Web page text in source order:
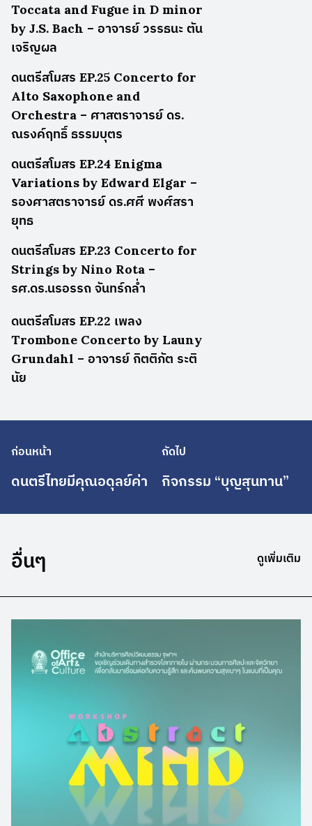
Toccata and Fugue in D minor
by J.S. Bach – อาจารย์ วรรธนะ ตัน
เจริญผล
ดนตรีสโมสร EP.25 Concerto for
Alto Saxophone and
Orchestra – ศาสตราจารย์ ดร.
ณรงค์ฤทธิ์ ธรรมบุตร
ดนตรีสโมสร EP.24 Enigma
Variations by Edward Elgar –
รองศาสตราจารย์ ดร.ศศี พงศ์สรา
ยุทธ
ดนตรีสโมสร EP.23 Concerto for
Strings by Nino Rota –
รศ.ดร.นรอรรถ จันทร์กล่ำ
ดนตรีสโมสร EP.22 เพลง
Trombone Concerto by Launy
Grundahl – อาจารย์ กิตติภัต ระติ
นัย
ก่อนหน้า
ดนตรีไทยมีคุณอดุลย์ค่า
ถัดไป
กิจกรรม “บุญสุนทาน”
อื่นๆ ดูเพิ่มเติม